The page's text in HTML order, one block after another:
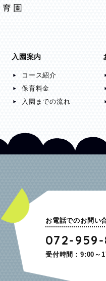
入園案内
コース紹介
保育料金
入園までの流れ
お電話でのお問い
072-
受付時間：9:00～